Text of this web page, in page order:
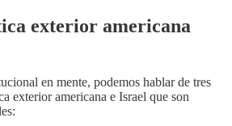
exterior americana
en mente, podemos hablar de tres
exterior americana e Israel que son